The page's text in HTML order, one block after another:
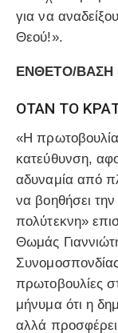
για να
Θεού!».
ΕΝΘΕΤΟ/ΒΑΣΗ
ΟΤΑΝ ΤΟ
«Η
κατεύθυνση,
αδυναμία από
να βοηθήσει την
πολύτεκνη»
Θωμάς
πρωτοβουλίες
μήνυμα ότι η
αλλά προσφέρει